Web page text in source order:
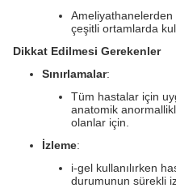
çeşitli ortamlarda
Dikkat Edilmesi Gerekenler
Sınırlamalar:
Tüm hastalar için
anatomik
olanlar için.
İzleme:
i-gel kullanılırken
durumunun sürekli